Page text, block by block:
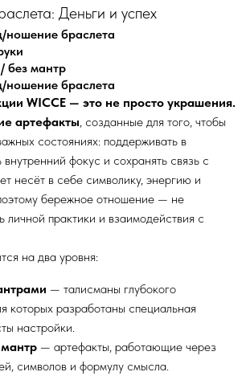
Деньги и успех
ношение браслета
без мантр
ношение браслета
WICCE — это не просто украшения.
артефакты, созданные для того, чтобы
состояниях: поддерживать в
фокус и сохранять связь с
несёт в себе символику, энергию и
бережное отношение — не
личной практики и взаимодействия с
на два уровня:
— талисманы глубокого
которых разработаны специальная
настройки.
— артефакты, работающие через
символов и формулу смысла.